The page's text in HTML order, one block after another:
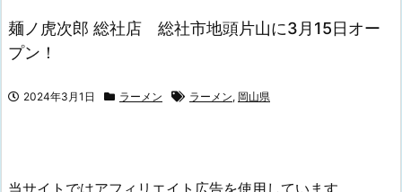
麺ノ虎次郎 総社店 総社市地頭片山に3月15日オー
プン！
2024年3月1日 ラーメン ラーメン, 岡山県
当サイトではアフィリエイト広告を使用しています